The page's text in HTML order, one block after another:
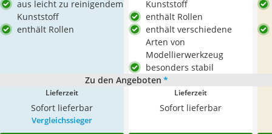
aus leicht zu reinigendem
Kunststoff
enthält Rollen
Kunststoff
enthält Rollen
enthält verschiedene
Arten von
Modellierwerkzeug
besonders stabil
Zu den Angeboten *
Lieferzeit
Sofort lieferbar
Lieferzeit
Sofort lieferbar
Vergleichssieger